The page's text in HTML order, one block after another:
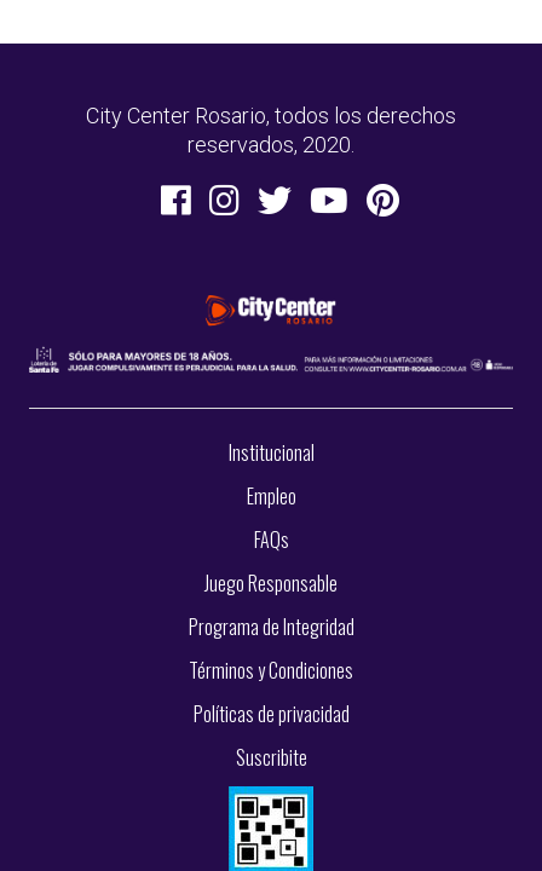
City Center Rosario, todos los derechos
reservados, 2020.
Institucional
Empleo
FAQs
Juego Responsable
Programa de Integridad
Términos y Condiciones
Políticas de privacidad
Suscribite